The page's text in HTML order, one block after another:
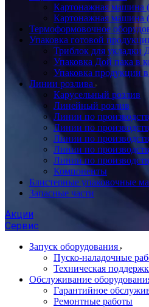
Картонажная машина
Картонажная машина
Термоформовочное
Упаковка готовой
Триблок для укладки
Упаковка Дой пака в
Упаковка продукции
Линии розлива
Карусельный розлив
Линейный розлив
Линии по
Линии по
Линии по
Линии по
Линии по
Компоненты
Блистерные упаковочные
Запасные части
Акции
Сервис
Запуск оборудования
Пуско-наладочные
Техническая
Обслуживание
Гарантийное
Ремонтные работы